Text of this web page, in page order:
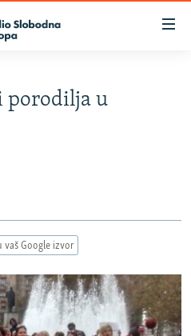
porodilja u
vaš Google izvor